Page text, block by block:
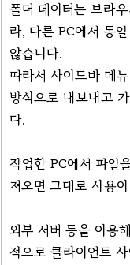
폴더 데이터는 브라
라, 다른 PC에서 동
않습니다.
따라서 사이드바 메
방식으로 내보내고
다.
작업한 PC에서 파일
져오면 그대로 사용
외부 서버 등을 이용
적으로 클라이언트